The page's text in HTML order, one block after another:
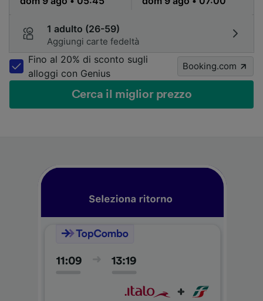
1 adulto (26-59)
Aggiungi carte fedeltà
Fino al 20% di sconto sugli
alloggi con Genius
Booking.com
Cerca il miglior prezzo